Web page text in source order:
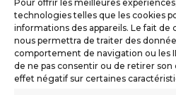
Pour offrir les meilleures
technologies telles que les cookies
informations des appareils. Le fait
nous permettra de traiter des
comportement de navigation ou les
de ne pas consentir ou de retirer
effet négatif sur certaines
Mentions légales
Politique de confidentialité
Déclaration d’accessibilité
Ils nous soutiennent